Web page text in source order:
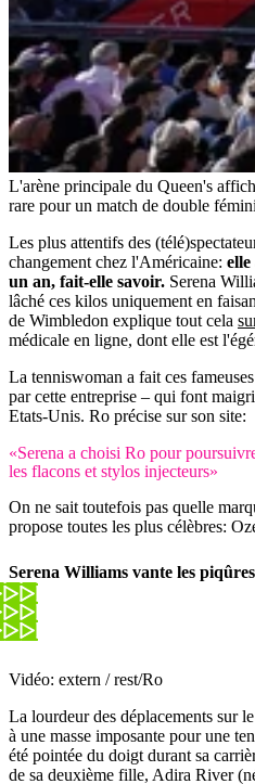
L'arène principale du Queen's
rare pour un match de double
Les plus attentifs des
changement chez l'Américaine:
un an, fait-elle savoir. Serena
lâché ces kilos uniquement en
de Wimbledon explique tout cela
médicale en ligne, dont elle est
La tenniswoman a fait ces
par cette entreprise – qui font
Etats-Unis. Ro précise sur son site:
«Serena a choisi Ro pour
les flacons et stylos injecteurs»
On ne sait toutefois pas quelle
propose toutes les plus célèbres:
Serena Williams vante les
Vidéo: extern / rest/Ro
La lourdeur des déplacements sur
à une masse imposante pour une
été pointée du doigt durant sa
de sa deuxième fille, Adira River